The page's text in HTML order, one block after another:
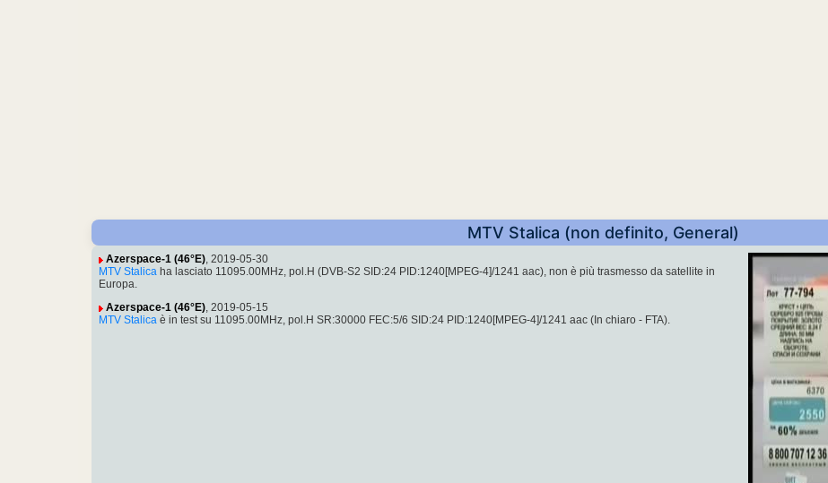
MTV Stalica (non definito, General)
Azerspace-1 (46°E), 2019-05-30
MTV Stalica ha lasciato 11095.00MHz, pol.H (DVB-S2 SID:24 PID:1240[MPEG-4]/1241 aac), non è più trasmesso da satellite in
Europa.
Azerspace-1 (46°E), 2019-05-15
MTV Stalica è in test su 11095.00MHz, pol.H SR:30000 FEC:5/6 SID:24 PID:1240[MPEG-4]/1241 aac (In chiaro - FTA).